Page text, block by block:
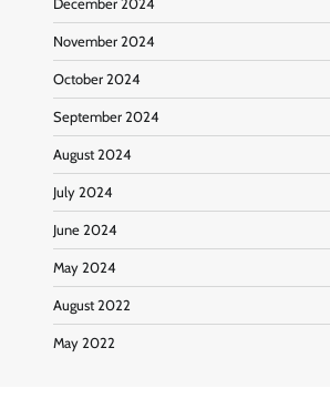
December 2024
November 2024
October 2024
September 2024
August 2024
July 2024
June 2024
May 2024
August 2022
May 2022